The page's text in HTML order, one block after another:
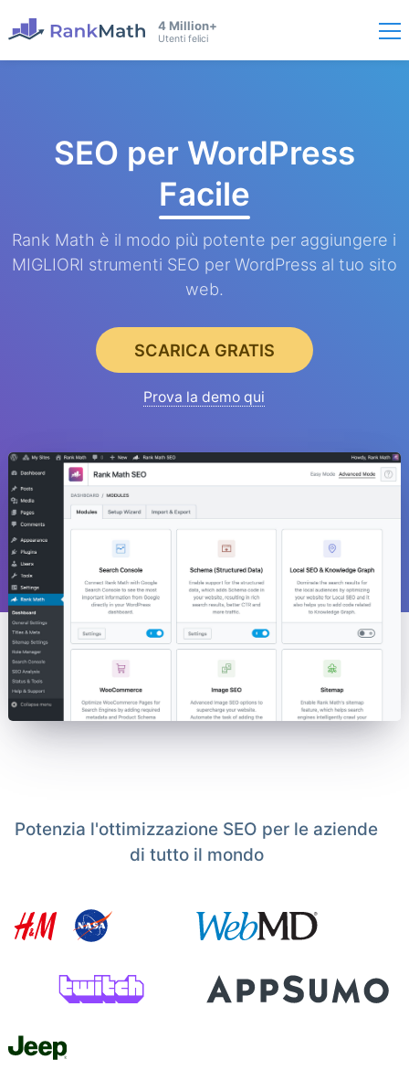
4 Million+
Utenti felici
SEO per WordPress
Facile
Rank Math è il modo più potente per aggiungere i
MIGLIORI strumenti SEO per WordPress al tuo sito
web.
SCARICA GRATIS
Prova la demo qui
Potenzia l'ottimizzazione SEO per le aziende
di tutto il mondo